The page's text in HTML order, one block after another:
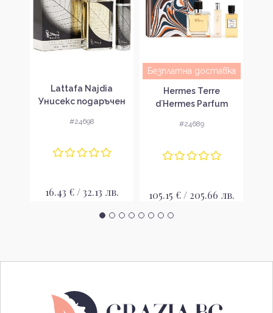
Lattafa Najdia
Унисекс подаръчен
#24698
16.43 € / 32.13 лв.
Безплатна доставка
Hermes Terre
d`Hermes Parfum
за мъже
#24689
105.15 € / 205.66 лв.